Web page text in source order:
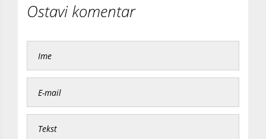
Ostavi komentar